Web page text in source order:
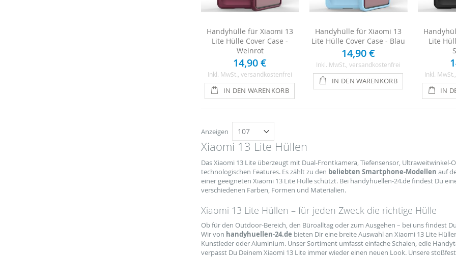
Handyhülle für Xiaomi 13
Lite Hülle Cover Case -
Weinrot
14,90 €
Inkl. MwSt. , versandkostenfrei
IN DEN WARENKORB
Handyhülle für Xiaomi 13
Lite Hülle Cover Case - Blau
14,90 €
Inkl. MwSt. , versandkostenfrei
IN DEN WARENKORB
Lite
Inkl. MwSt.
IN
Anzeigen
Xiaomi 13 Lite Hüllen
Das Xiaomi 13 Lite überzeugt mit Dual-Frontkamera, Tiefensensor,
technologischen Features. Es zählt zu den beliebten Smartphone-Modellen auf
einer geeigneten Xiaomi 13 Lite Hülle schützt. Bei handyhuellen-24.de findest Du
verschiedenen Farben, Formen und Materialien.
Xiaomi 13 Lite Hüllen – für jeden Zweck die richtige Hülle
Ob für den Outdoor-Bereich, den Büroalltag oder zum Ausgehen – bei uns findest
Wir von handyhuellen-24.de bieten Dir eine breite Auswahl an Xiaomi 13 Lite
Kunstleder oder Aluminium. Unser Sortiment umfasst einfache Schalen, edle
verpasst Du Deinem Xiaomi 13 Lite immer wieder einen neuen Look. Unsere